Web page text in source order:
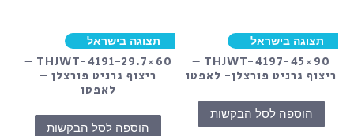
תצוגה בישראל
THJWT-4197-45×90 –
ריצוף גרניט פורצלן- לאפטו
הוספה לסל הבקשות
תצוגה בישראל
THJWT-4191-29.7×60 –
ריצוף גרניט פורצלן –
לאפטו
הוספה לסל הבקשות